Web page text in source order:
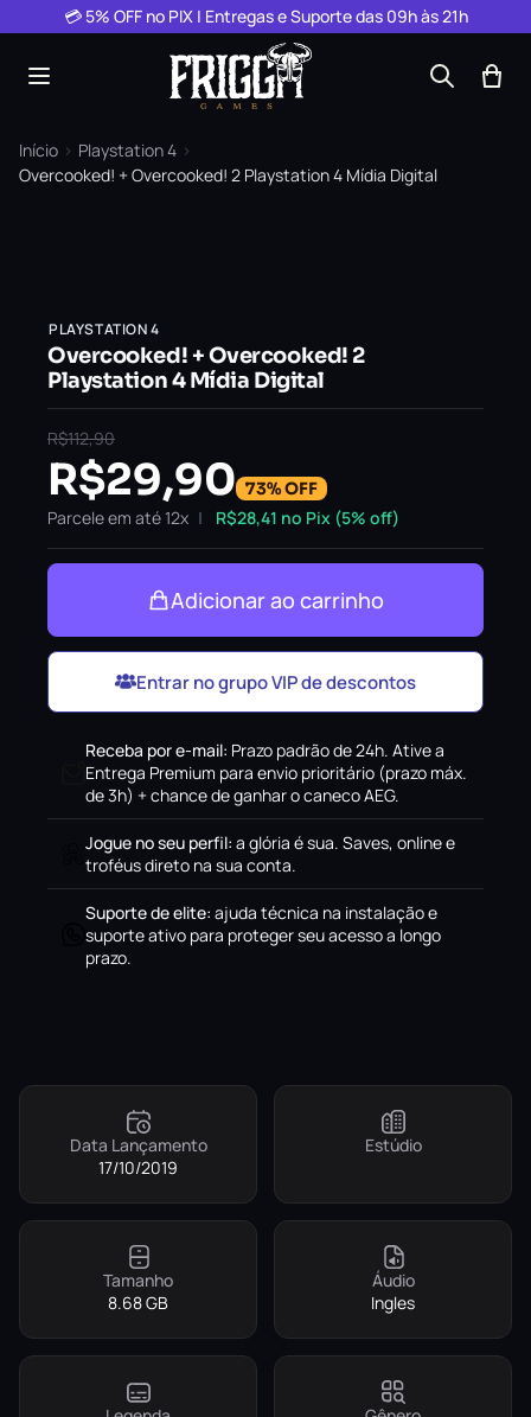
Pular para o conteúdo
💳 5% OFF no PIX | Entregas e Suporte das 09h às 21h
Início › Playstation 4 ›
Overcooked! + Overcooked! 2 Playstation 4 Mídia Digital
PLAYSTATION 4
Overcooked! + Overcooked! 2
Playstation 4 Mídia Digital
R$112,90
R$29,90 73% OFF
Parcele em até 12x R$28,41 no Pix (5% off)
Adicionar ao carrinho
Entrar no grupo VIP de descontos
Receba por e-mail: Prazo padrão de 24h. Ative a
Entrega Premium para envio prioritário (prazo máx.
de 3h) + chance de ganhar o caneco AEG.
Jogue no seu perfil: a glória é sua. Saves, online e
troféus direto na sua conta.
Suporte de elite: ajuda técnica na instalação e
suporte ativo para proteger seu acesso a longo
prazo.
Data Lançamento
17/10/2019
Estúdio
Tamanho
8.68 GB
Áudio
Ingles